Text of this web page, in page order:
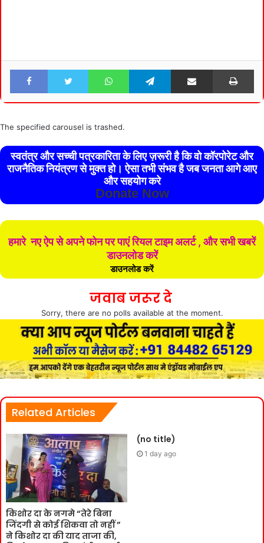
Facebook Twitter WhatsApp Telegram Share via Email
The specified carousel is trashed.
स्वतंत्र और सच्ची पत्रकारिता के लिए ज़रूरी है कि वो कॉरपोरेट और
राजनैतिक नियंत्रण से मुक्त हो। ऐसा तभी संभव है जब जनता आगे आए
और सहयोग करे
Donate Now
हमारे नए ऐप से अपने फोन पर पाएं रियल टाइम अलर्ट , और सभी खबरें
डाउनलोड करें
डाउनलोड करें
जवाब जरूर दे
Sorry, there are no polls available at the moment.
Related Articles
किशोर दा के नगमे “तेरे बिना
जिंदगी से कोई शिकवा तो नहीं ”
ने किशोर दा की याद ताजा की,
(no title)
1 day ago